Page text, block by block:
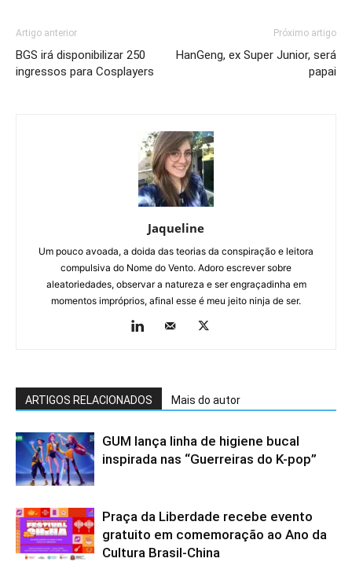
Artigo anterior
BGS irá disponibilizar 250
ingressos para Cosplayers
Próximo artigo
HanGeng, ex Super Junior, será
papai
Jaqueline
Um pouco avoada, a doida das teorias da conspiração e leitora
compulsiva do Nome do Vento. Adoro escrever sobre
aleatoriedades, observar a natureza e ser engraçadinha em
momentos impróprios, afinal esse é meu jeito ninja de ser.
ARTIGOS RELACIONADOS Mais do autor
GUM lança linha de higiene bucal
inspirada nas “Guerreiras do K-pop”
Praça da Liberdade recebe evento
gratuito em comemoração ao Ano da
Cultura Brasil-China